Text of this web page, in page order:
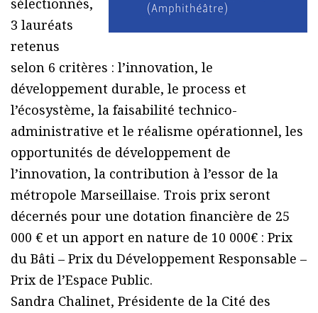
sélectionnés,
3 lauréats
retenus
selon 6 critères : l’innovation, le
développement durable, le process et
l’écosystème, la faisabilité technico-
administrative et le réalisme opérationnel, les
opportunités de développement de
l’innovation, la contribution à l’essor de la
métropole Marseillaise. Trois prix seront
décernés pour une dotation financière de 25
000 € et un apport en nature de 10 000€ : Prix
du Bâti – Prix du Développement Responsable –
Prix de l’Espace Public.
Sandra Chalinet, Présidente de la Cité des